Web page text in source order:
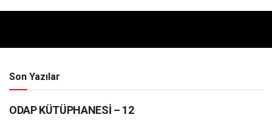
Son Yazılar
ODAP KÜTÜPHANESİ – 12